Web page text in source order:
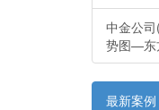
中金公
势图—东
最新案例